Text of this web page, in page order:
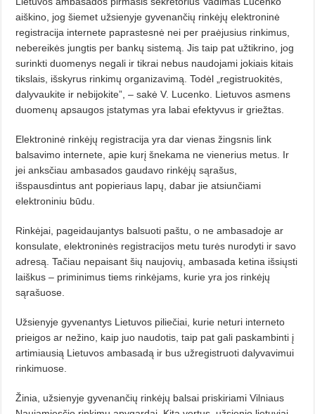
aiškino, jog šiemet užsienyje gyvenančių rinkėjų elektroninė
registracija internete paprastesnė nei per praėjusius rinkimus,
nebereikės jungtis per bankų sistemą. Jis taip pat užtikrino, jog
surinkti duomenys negali ir tikrai nebus naudojami jokiais kitais
tikslais, išskyrus rinkimų organizavimą. Todėl „registruokitės,
dalyvaukite ir nebijokite”, – sakė V. Lucenko. Lietuvos asmens
duomenų apsaugos įstatymas yra labai efektyvus ir griežtas.
Elektroninė rinkėjų registracija yra dar vienas žingsnis link
balsavimo internete, apie kurį šnekama ne vienerius metus. Ir
jei anksčiau ambasados gaudavo rinkėjų sąrašus,
išspausdintus ant popieriaus lapų, dabar jie atsiunčiami
elektroniniu būdu.
Rinkėjai, pageidaujantys balsuoti paštu, o ne ambasadoje ar
konsulate, elektroninės registracijos metu turės nurodyti ir savo
adresą. Tačiau nepaisant šių naujovių, ambasada ketina išsiųsti
laiškus – priminimus tiems rinkėjams, kurie yra jos rinkėjų
sąrašuose.
Užsienyje gyvenantys Lietuvos piliečiai, kurie neturi interneto
prieigos ar nežino, kaip juo naudotis, taip pat gali paskambinti į
artimiausią Lietuvos ambasadą ir bus užregistruoti dalyvavimui
rinkimuose.
Žinia, užsienyje gyvenančių rinkėjų balsai priskiriami Vilniaus